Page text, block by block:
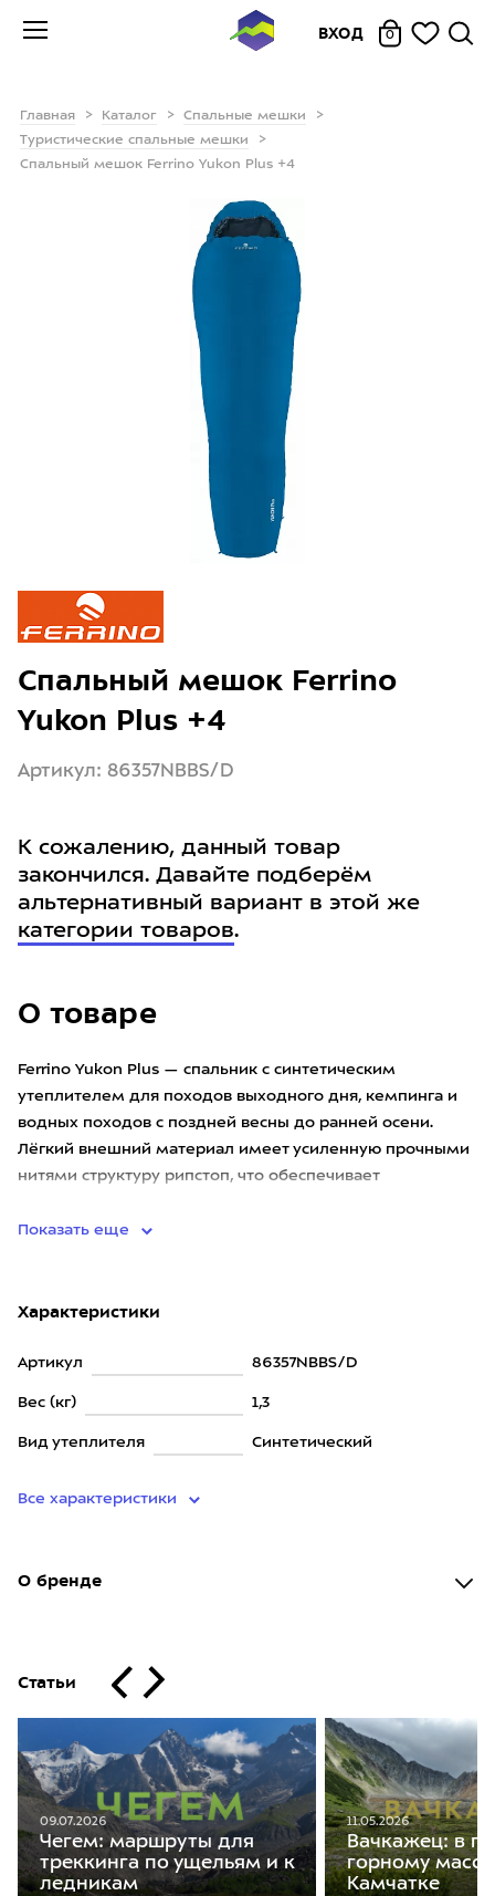
ВХОД 0
Главная Каталог
Спальные мешки
Туристические спальные мешки
Спальный мешок Ferrino Yukon Plus +4
О товаре
Ferrino Yukon Plus — спальник с синтетическим
утеплителем для походов выходного дня, кемпинга и
водных походов с поздней весны до ранней осени.
Лёгкий внешний материал имеет усиленную прочными
нитями структуру рипстоп, что обеспечивает
Показать еще
Характеристики
Артикул 86357NBBS/D
Вес (кг) 1,3
Вид утеплителя Синтетический
Все характеристики
О бренде
Статьи
09.07.2026
Чегем: маршруты для
треккинга по ущельям и к
ледникам
11.05.2026
Вачкажец: в
горному
Камчатке
Спальный мешок Ferrino
Yukon Plus +4
Артикул: 86357NBBS/D
К сожалению, данный товар
закончился. Давайте подберём
альтернативный вариант в этой же
категории товаров.